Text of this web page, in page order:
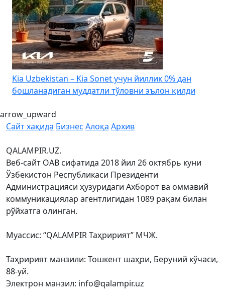
Kia Uzbekistan – Kia Sonet учун йиллик 0% дан
бошланадиган муддатли тўловни эълон қилди
arrow_upward
Сайт хақида Бизнес Алоқа Архив
QALAMPIR.UZ.
Веб-сайт ОАВ сифатида 2018 йил 26 октябрь куни
Ўзбекистон Республикаси Президенти
Администрацияси ҳузуридаги Ахборот ва оммавий
коммуникациялар агентлигидан 1089 рақам билан
рўйхатга олинган.
Муассис: “QALAMPIR Таҳририят” МЧЖ.
Таҳририят манзили: Тошкент шаҳри, Беруний кўчаси,
88-уй.
Электрон манзил: info@qalampir.uz